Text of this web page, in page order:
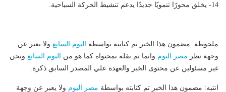
14- يخلق محورًا تنمويًا جديدًا يدعم تنشيط الحركة السياحية.
ملحوظة: مضمون هذا الخبر تم كتابته بواسطة اليوم السابع ولا يعبر عن
وجهة نظر مصر اليوم وانما تم نقله بمحتواه كما هو من اليوم السابع ونحن
غير مسئولين عن محتوى الخبر والعهدة علي المصدر السابق ذكرة.
انتبه: مضمون هذا الخبر تم كتابته بواسطة مصر اليوم ولا يعبر عن وجهة